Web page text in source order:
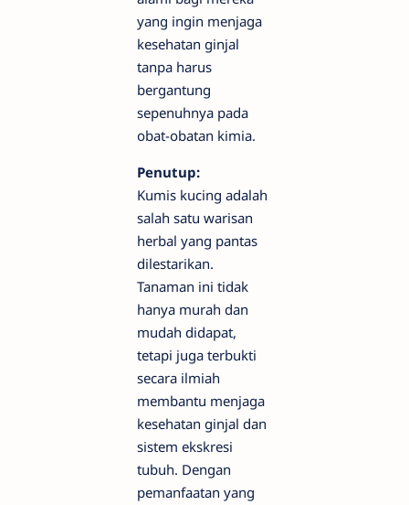
yang ingin menjaga
kesehatan ginjal
tanpa harus
bergantung
sepenuhnya pada
obat-obatan kimia.
Penutup:
Kumis kucing adalah
salah satu warisan
herbal yang pantas
dilestarikan.
Tanaman ini tidak
hanya murah dan
mudah didapat,
tetapi juga terbukti
secara ilmiah
membantu menjaga
kesehatan ginjal dan
sistem ekskresi
tubuh. Dengan
pemanfaatan yang